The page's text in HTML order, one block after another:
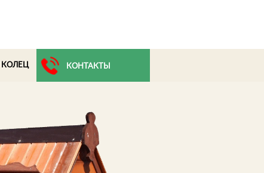
КОЛЕЦ КОНТАКТЫ